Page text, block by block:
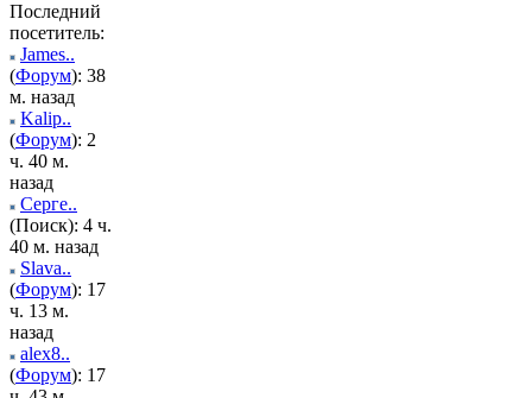
Последний
посетитель:
James..
(Форум): 38
м. назад
Kalip..
(Форум): 2
ч. 40 м.
назад
Серге..
(Поиск): 4 ч.
40 м. назад
Slava..
(Форум): 17
ч. 13 м.
назад
alex8..
(Форум): 17